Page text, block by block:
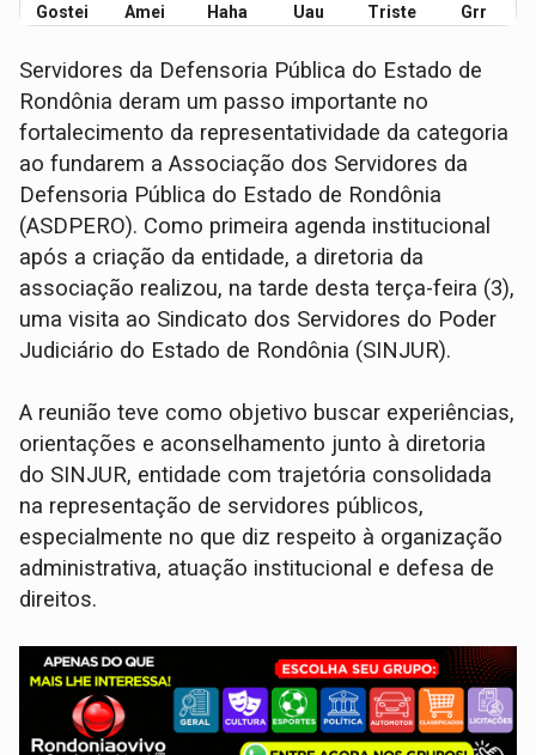
Gostei Amei Haha Uau Triste Grr
Servidores da Defensoria Pública do Estado de
Rondônia deram um passo importante no
fortalecimento da representatividade da categoria
ao fundarem a Associação dos Servidores da
Defensoria Pública do Estado de Rondônia
(ASDPERO). Como primeira agenda institucional
após a criação da entidade, a diretoria da
associação realizou, na tarde desta terça-feira (3),
uma visita ao Sindicato dos Servidores do Poder
Judiciário do Estado de Rondônia (SINJUR).
A reunião teve como objetivo buscar experiências,
orientações e aconselhamento junto à diretoria
do SINJUR, entidade com trajetória consolidada
na representação de servidores públicos,
especialmente no que diz respeito à organização
administrativa, atuação institucional e defesa de
direitos.